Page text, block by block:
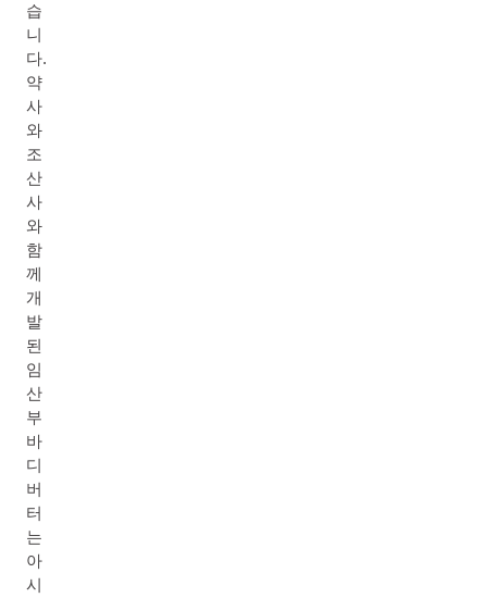
습
니
다.
약
사
와
조
산
사
와
함
께
개
발
된
임
산
부
바
디
버
터
는
아
시